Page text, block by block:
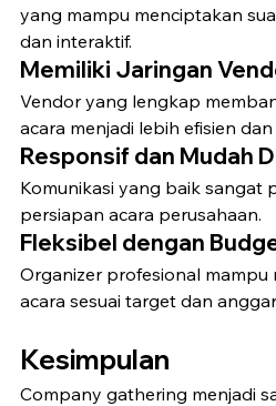
yang mampu menciptakan
dan interaktif.
Memiliki Jaringan
Vendor yang lengkap
acara menjadi lebih efisien
Responsif dan Mudah
Komunikasi yang baik sangat
persiapan acara perusahaan.
Fleksibel dengan
Organizer profesional mampu
acara sesuai target dan
Kesimpulan
Company gathering menjadi